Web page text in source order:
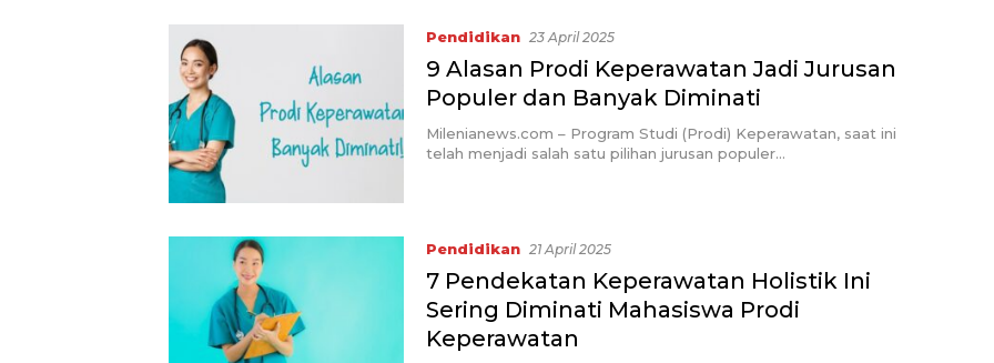
Pendidikan 23 April 2025
9 Alasan Prodi Keperawatan Jadi Jurusan
Populer dan Banyak Diminati
Milenianews.com – Program Studi (Prodi) Keperawatan, saat ini
telah menjadi salah satu pilihan jurusan populer…
Pendidikan 21 April 2025
7 Pendekatan Keperawatan Holistik Ini
Sering Diminati Mahasiswa Prodi
Keperawatan